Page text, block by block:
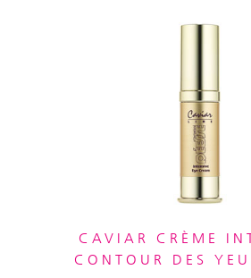
CAVIAR CRÈME
CONTOUR DES